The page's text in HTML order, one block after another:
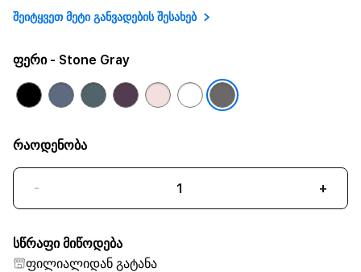
შეიტყვეთ მეტი განვადების შესახებ
ფერი- Stone Gray
რაოდენობა
- +
სწრაფი მიწოდება
ფილიალიდან გატანა